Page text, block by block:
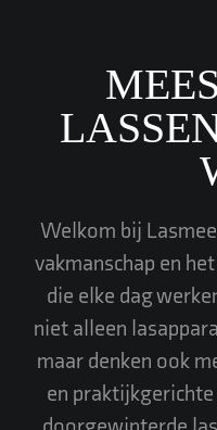
Welkom bij
vakmanschap en
die elke dag
niet alleen
maar denken ook
en